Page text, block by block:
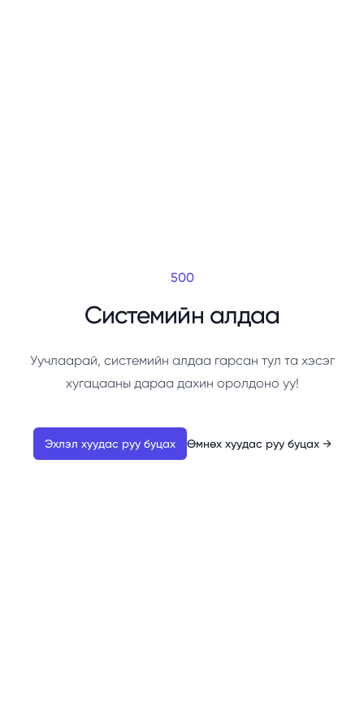
500
Системийн алдаа
Уучлаарай, системийн алдаа гарсан тул та хэсэг
хугацааны дараа дахин оролдоно уу!
Эхлэл хуудас руу буцах Өмнөх хуудас руу буцах →